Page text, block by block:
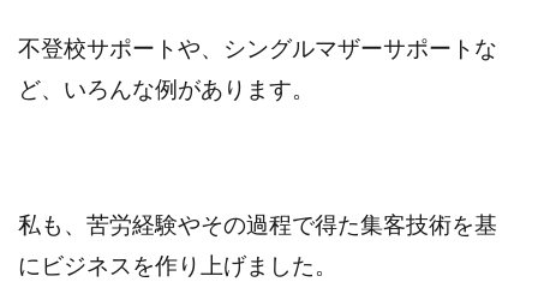
不登校サポートや、シングルマザーサポートな
ど、いろんな例があります。
私も、苦労経験やその過程で得た集客技術を基
にビジネスを作り上げました。